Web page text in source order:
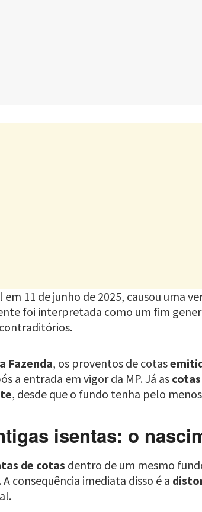
11 de junho de 2025, causou uma
foi interpretada como um fim
Fazenda, os proventos de cotas
a entrada em vigor da MP. Já as
, desde que o fundo tenha pelo
isentas: o
de cotas dentro de um mesmo
consequência imediata disso é a